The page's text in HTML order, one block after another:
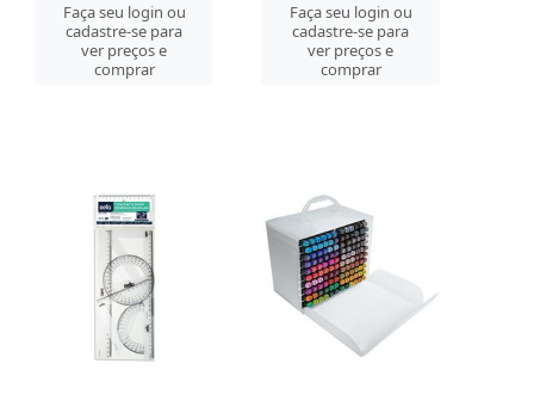
Faça seu login ou
cadastre-se para
ver preços e
comprar
Faça seu login ou
cadastre-se para
ver preços e
comprar